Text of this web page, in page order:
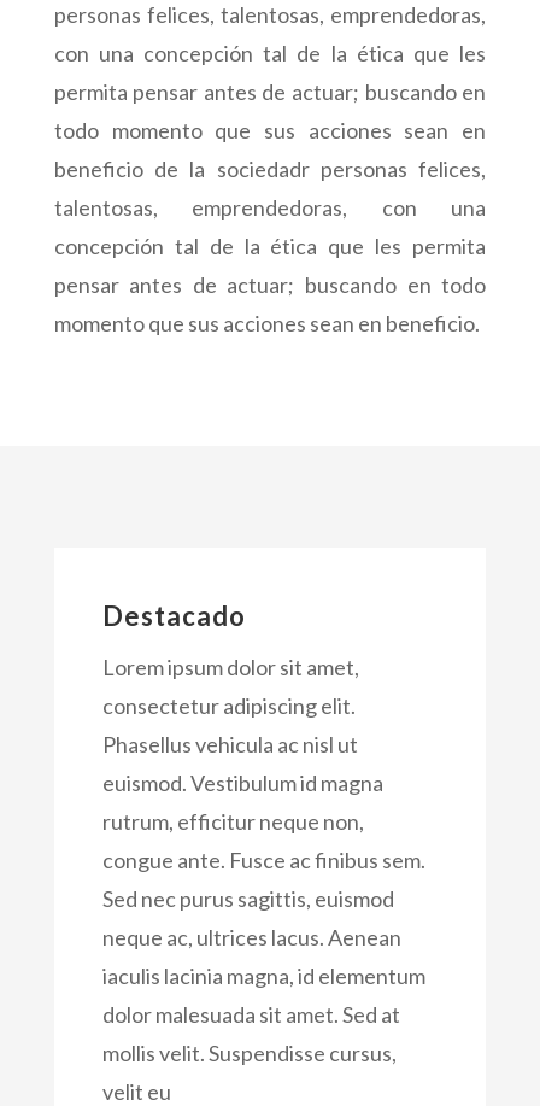
personas felices, talentosas, emprendedoras,
con una concepción tal de la ética que les
permita pensar antes de actuar; buscando en
todo momento que sus acciones sean en
beneficio de la sociedadr personas felices,
talentosas, emprendedoras, con una
concepción tal de la ética que les permita
pensar antes de actuar; buscando en todo
momento que sus acciones sean en beneficio.
Destacado
Lorem ipsum dolor sit amet,
consectetur adipiscing elit.
Phasellus vehicula ac nisl ut
euismod. Vestibulum id magna
rutrum, efficitur neque non,
congue ante. Fusce ac finibus sem.
Sed nec purus sagittis, euismod
neque ac, ultrices lacus. Aenean
iaculis lacinia magna, id elementum
dolor malesuada sit amet. Sed at
mollis velit. Suspendisse cursus,
velit eu